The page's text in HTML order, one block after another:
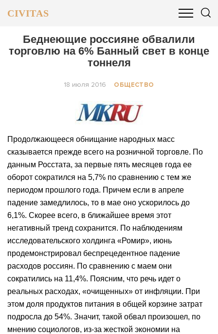
CIVITAS
ОБЩЕСТВО БИЗНЕС И ФИНАНСЫ
Беднеющие россияне обвалили
торговлю на 6% Банный свет в конце
тоннеля
18 июля 2016 ОБЩЕСТВО
Продолжающееся обнищание народных масс
сказывается прежде всего на розничной торговле. По
данным Росстата, за первые пять месяцев года ее
оборот сократился на 5,7% по сравнению с тем же
периодом прошлого года. Причем если в апреле
падение замедлилось, то в мае оно ускорилось до
6,1%. Скорее всего, в ближайшее время этот
негативный тренд сохранится. По наблюдениям
исследовательского холдинга «Ромир», июнь
продемонстрировал беспрецедентное падение
расходов россиян. По сравнению с маем они
сократились на 11,4%. Поясним, что речь идет о
реальных расходах, «очищенных» от инфляции. При
этом доля продуктов питания в общей корзине затрат
подросла до 54%. Значит, такой обвал произошел, по
мнению социологов, из-за жесткой экономии на